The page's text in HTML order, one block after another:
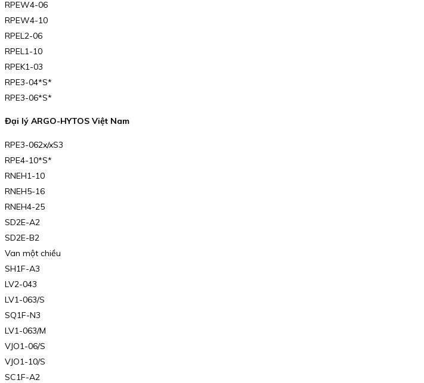
RPEW4-06
RPEW4-10
RPEL2-06
RPEL1-10
RPEK1-03
RPE3-04*S*
RPE3-06*S*
Đại lý ARGO-HYTOS Việt Nam
RPE3-062x/xS3
RPE4-10*S*
RNEH1-10
RNEH5-16
RNEH4-25
SD2E-A2
SD2E-B2
Van một chiều
SH1F-A3
LV2-043
LV1-063/S
SQ1F-N3
LV1-063/M
VJO1-06/S
VJO1-10/S
SC1F-A2